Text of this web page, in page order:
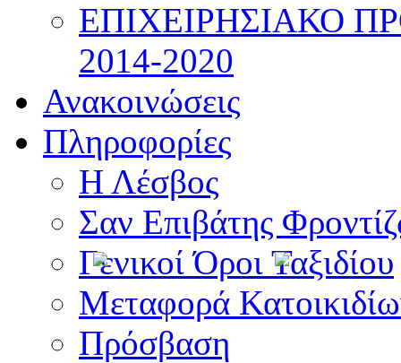
ΕΠΙΧΕΙΡΗΣΙΑΚΟ
2014-2020
Ανακοινώσεις
Πληροφορίες
Η Λέσβος
Σαν Επιβάτης
Γενικοί Όροι Ταξιδίου
Μεταφορά
Πρόσβαση